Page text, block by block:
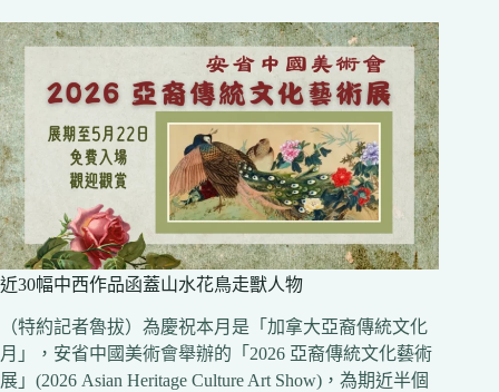
近30幅中西作品函蓋山水花鳥走獸人物
（特約記者魯拔）為慶祝本月是「加拿大亞裔傳統文化
月」，安省中國美術會舉辦的「2026 亞裔傳統文化藝術
展」(2026 Asian Heritage Culture Art Show)，為期近半個